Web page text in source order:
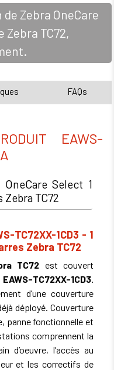
de Zebra OneCare
Zebra TC72,
FAQs
EAWS-
Select 1
TC72
TC72XX-1CD3 - 1
Zebra TC72
TC72 est couvert
EAWS-TC72XX-1CD3
d’une couverture
déployé. Couverture
panne fonctionnelle et
comprennent la
d’oeuvre, l’accès au
et les correctifs de